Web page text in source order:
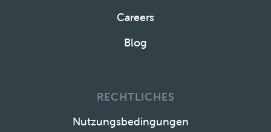
Careers
Blog
RECHTLICHES
Nutzungsbedingungen